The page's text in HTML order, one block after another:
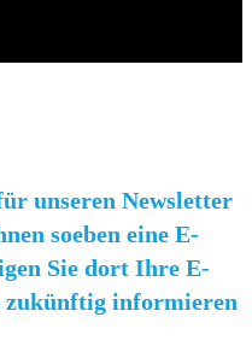
unseren Newsletter
soeben eine E-
Sie dort Ihre E-
zukünftig informieren